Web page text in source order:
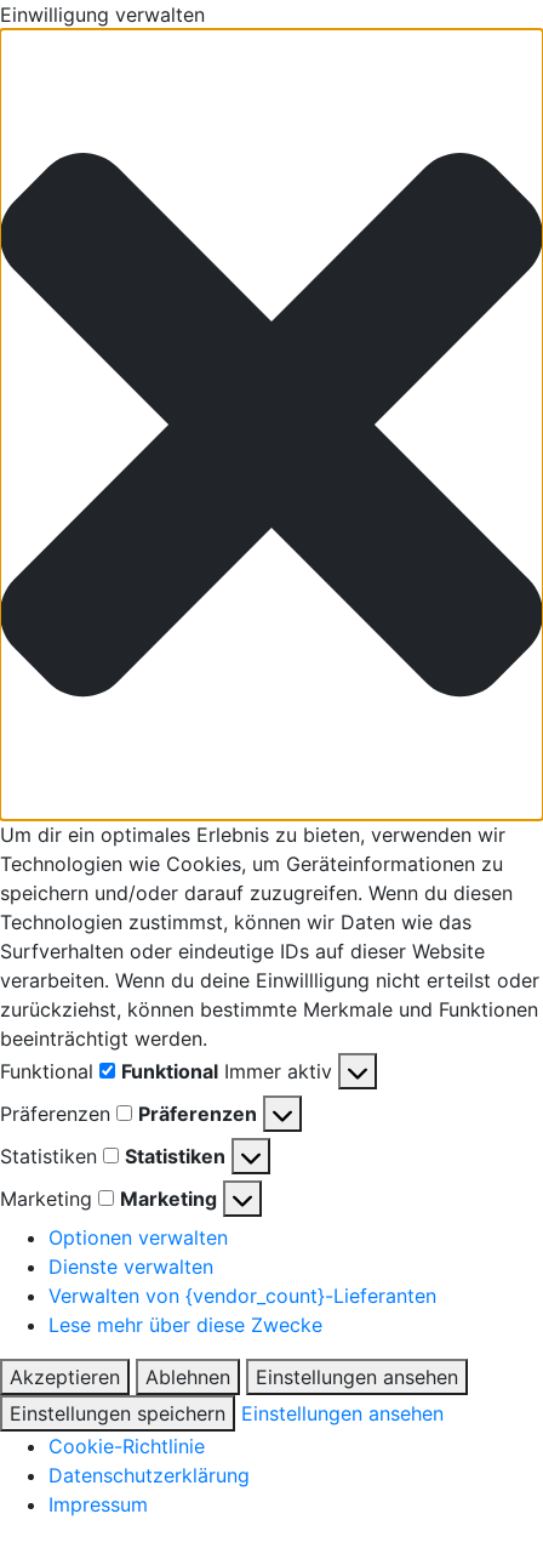
Einwilligung verwalten
Um dir ein optimales Erlebnis zu bieten, verwenden wir
Technologien wie Cookies, um Geräteinformationen zu
speichern und/oder darauf zuzugreifen. Wenn du diesen
Technologien zustimmst, können wir Daten wie das
Surfverhalten oder eindeutige IDs auf dieser Website
verarbeiten. Wenn du deine Einwillligung nicht erteilst oder
zurückziehst, können bestimmte Merkmale und Funktionen
beeinträchtigt werden.
Funktional
Funktional Immer aktiv
Präferenzen
Präferenzen
Statistiken
Statistiken
Marketing
Marketing
Optionen verwalten
Dienste verwalten
Verwalten von {vendor_count}-Lieferanten
Lese mehr über diese Zwecke
Akzeptieren Ablehnen
Einstellungen ansehen
Einstellungen speichern
Einstellungen ansehen
Cookie-Richtlinie
Datenschutzerklärung
Impressum